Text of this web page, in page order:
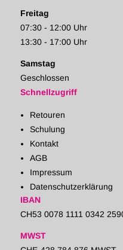
Freitag
07:30 - 12:00 Uhr
13:30 - 17:00 Uhr
Samstag
Geschlossen
Schnellzugriff
Retouren
Schulung
Kontakt
AGB
Impressum
Datenschutzerklärung
IBAN
CH53 0078 1111 0342
MWST